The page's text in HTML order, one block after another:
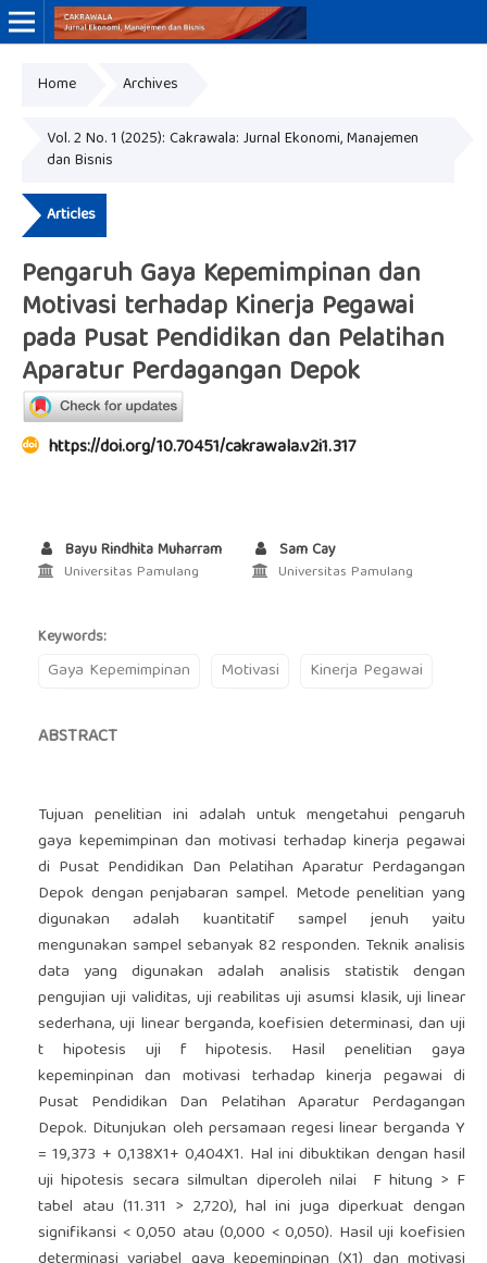
Home Archives
Vol. 2 No. 1 (2025): Cakrawala: Jurnal Ekonomi, Manajemen
dan Bisnis
Articles
Pengaruh Gaya Kepemimpinan dan
Motivasi terhadap Kinerja Pegawai
pada Pusat Pendidikan dan Pelatihan
Aparatur Perdagangan Depok
https://doi.org/10.70451/cakrawala.v2i1.317
Bayu Rindhita Muharram
Universitas Pamulang
Sam Cay
Universitas Pamulang
Keywords:
Gaya Kepemimpinan Motivasi Kinerja Pegawai
ABSTRACT
Tujuan penelitian ini adalah untuk mengetahui pengaruh
gaya kepemimpinan dan motivasi terhadap kinerja pegawai
di Pusat Pendidikan Dan Pelatihan Aparatur Perdagangan
Depok dengan penjabaran sampel. Metode penelitian yang
digunakan adalah kuantitatif sampel jenuh yaitu
mengunakan sampel sebanyak 82 responden. Teknik analisis
data yang digunakan adalah analisis statistik dengan
pengujian uji validitas, uji reabilitas uji asumsi klasik, uji linear
sederhana, uji linear berganda, koefisien determinasi, dan uji
t hipotesis uji f hipotesis. Hasil penelitian gaya
kepeminpinan dan motivasi terhadap kinerja pegawai di
Pusat Pendidikan Dan Pelatihan Aparatur Perdagangan
Depok. Ditunjukan oleh persamaan regesi linear berganda Y
= 19,373 + 0,138X1+ 0,404X1. Hal ini dibuktikan dengan hasil
uji hipotesis secara silmultan diperoleh nilai F hitung > F
tabel atau (11.311 > 2,720), hal ini juga diperkuat dengan
signifikansi < 0,050 atau (0,000 < 0,050). Hasil uji koefisien